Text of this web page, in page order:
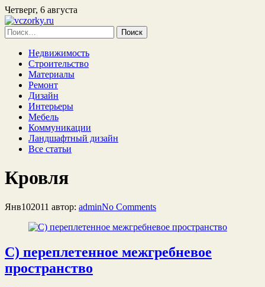
Четверг, 6 августа
Найти:
Недвижимость
Строительство
Материалы
Ремонт
Дизайн
Интерьеры
Мебель
Коммуникации
Ландшафтный дизайн
Все статьи
Кровля
Янв102011 автор: adminNo Comments
С) переплетенное межгребневое
пространство